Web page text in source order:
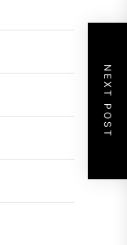
NEXT POST